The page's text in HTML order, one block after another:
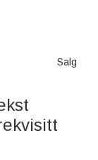
Salg